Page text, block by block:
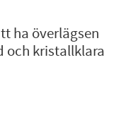
ha överlägsen
och kristallklara